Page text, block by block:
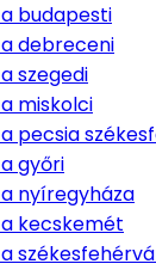
a budapesti
a debreceni
a szegedi
a miskolci
a pecsia
a győri
a nyíregyháza
a kecskemét
a